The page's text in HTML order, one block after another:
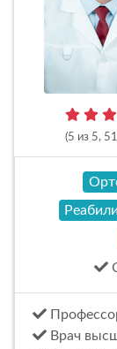
(5 из 5,
Врач